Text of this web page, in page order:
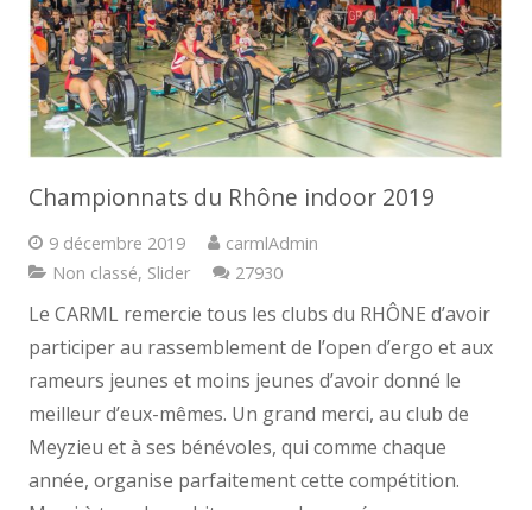
Championnats du Rhône indoor 2019
9 décembre 2019
carmlAdmin
Non classé, Slider 27930Commentaires
Le CARML remercie tous les clubs du RHÔNE d’avoir
participer au rassemblement de l’open d’ergo et aux
rameurs jeunes et moins jeunes d’avoir donné le
meilleur d’eux-mêmes. Un grand merci, au club de
Meyzieu et à ses bénévoles, qui comme chaque
année, organise parfaitement cette compétition.